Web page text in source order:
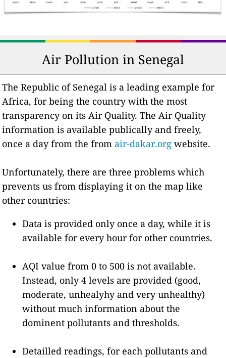
Air Pollution in Senegal
The Republic of Senegal is a leading example for
Africa, for being the country with the most
transparency on its Air Quality. The Air Quality
information is available publically and freely,
once a day from the from air-dakar.org website.
Unfortunately, there are three problems which
prevents us from displaying it on the map like
other countries:
Data is provided only once a day, while it is
available for every hour for other countries.
AQI value from 0 to 500 is not available.
Instead, only 4 levels are provided (good,
moderate, unhealyhy and very unhealthy)
without much information about the
dominent pollutants and thresholds.
Detailled readings, for each pollutants and